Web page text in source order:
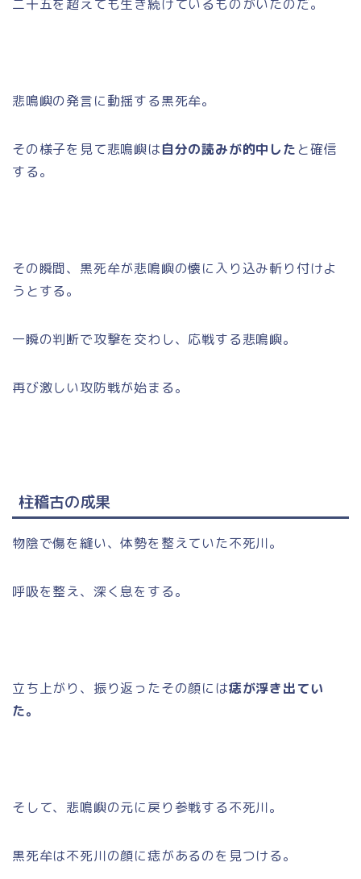
二十五を超えても生き続けているものがいたのだ。
悲鳴嶼の発言に動揺する黒死牟。
その様子を見て悲鳴嶼は自分の読みが的中したと確信
する。
その瞬間、黒死牟が悲鳴嶼の懐に入り込み斬り付けよ
うとする。
一瞬の判断で攻撃を交わし、応戦する悲鳴嶼。
再び激しい攻防戦が始まる。
柱稽古の成果
物陰で傷を縫い、体勢を整えていた不死川。
呼吸を整え、深く息をする。
立ち上がり、振り返ったその顔には痣が浮き出てい
た。
そして、悲鳴嶼の元に戻り参戦する不死川。
黒死牟は不死川の顔に痣があるのを見つける。